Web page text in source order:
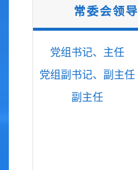
常委会领导
党组书记、主任
党组副书记、副主任
副主任